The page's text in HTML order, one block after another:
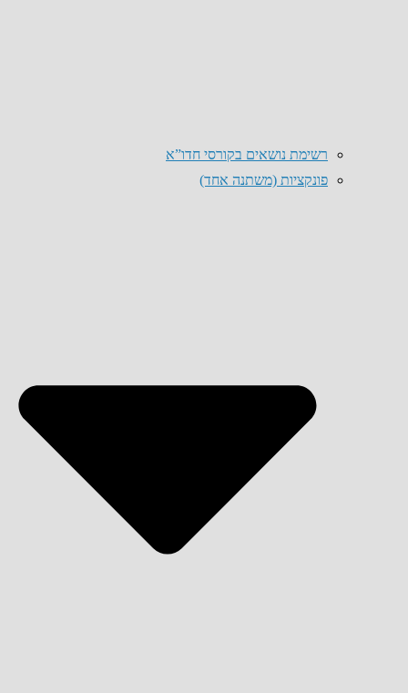
רשימת נושאים בקורסי חדו”א
פונקציות (משתנה אחד)